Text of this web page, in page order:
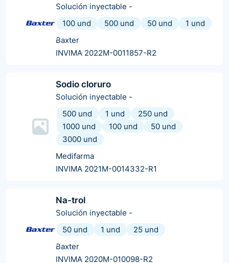
Solución inyectable -
100 und
500 und 50 und
1 und
Baxter
INVIMA 2022M-0011857-R2
Sodio cloruro
Solución inyectable -
500 und
1 und
250 und
1000 und
100 und
50 und
3000 und
Medifarma
INVIMA 2021M-0014332-R1
Na-trol
Solución inyectable -
50 und
1 und
25 und
Baxter
INVIMA 2020M-010098-R2